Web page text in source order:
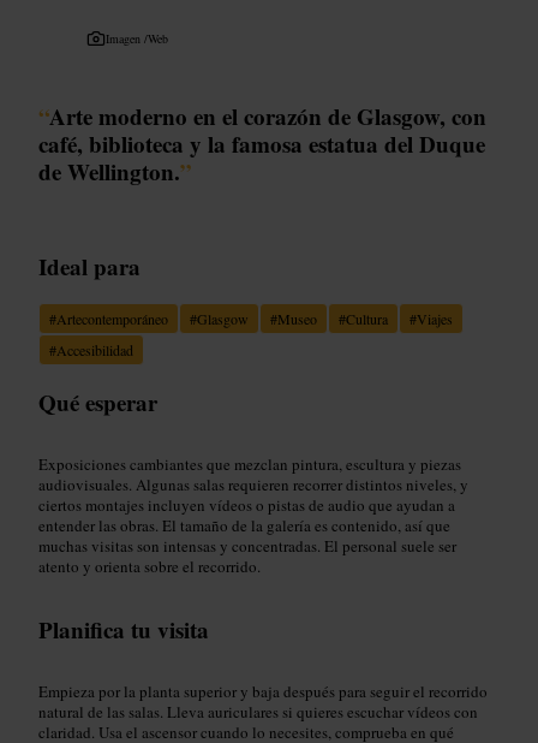
Imagen /Web
“Arte moderno en el corazón de Glasgow, con
café, biblioteca y la famosa estatua del Duque
de Wellington.”
Ideal para
#Artecontemporáneo #Glasgow #Museo #Cultura #Viajes
#Accesibilidad
Qué esperar
Exposiciones cambiantes que mezclan pintura, escultura y piezas
audiovisuales. Algunas salas requieren recorrer distintos niveles, y
ciertos montajes incluyen vídeos o pistas de audio que ayudan a
entender las obras. El tamaño de la galería es contenido, así que
muchas visitas son intensas y concentradas. El personal suele ser
atento y orienta sobre el recorrido.
Planifica tu visita
Empieza por la planta superior y baja después para seguir el recorrido
natural de las salas. Lleva auriculares si quieres escuchar vídeos con
claridad. Usa el ascensor cuando lo necesites, comprueba en qué